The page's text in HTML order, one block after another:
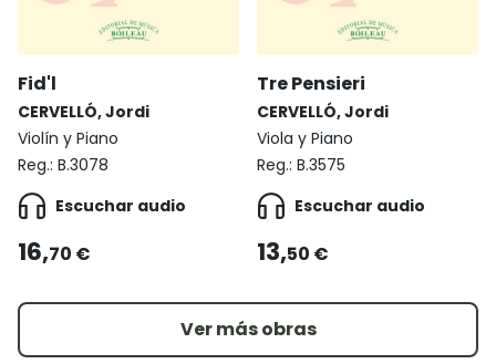
Fid'l
CERVELLÓ, Jordi
Violín y Piano
Reg.: B.3078
Escuchar audio
16,70 €
Tre Pensieri
CERVELLÓ, Jordi
Viola y Piano
Reg.: B.3575
Escuchar audio
13,50 €
Ver más obras